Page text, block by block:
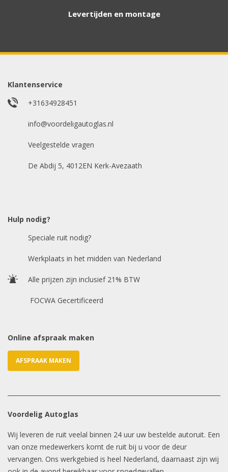
whatsappje met foto van de ruit en uw auto
Uw merk auto
Bouwjaar
E-mailadres *
Levertijden en montage
Klantenservice
+31634928451
info@voordeligautoglas.nl
Veelgestelde vragen
De Abdij 5, 4012EN Kerk-Avezaath
Hulp nodig?
Speciale ruit nodig?
Werkplaats in het midden van Nederland
Alle prijzen zijn inclusief 21% BTW
FOCWA Gecertificeerd
Online afspraak maken
AFSPRAAK MAKEN
Voordelig Autoglas
Wij leveren de ruit veelal binnen 24 uur uw bestelde autoruit. Een
van onze medewerkers komt de ruit bij u voor de deur
vervangen. Ons werkgebied is heel Nederland, daarnaast zijn wij